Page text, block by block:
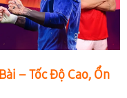
– Tốc Độ Cao, Ổn